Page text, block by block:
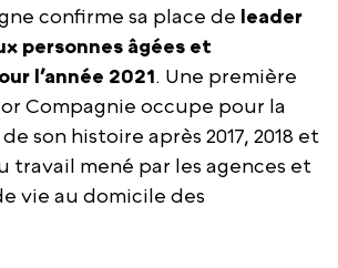
confirme sa place de leader
personnes âgées et
l’année 2021. Une première
Compagnie occupe pour la
son histoire après 2017, 2018 et
travail mené par les agences et
vie au domicile des